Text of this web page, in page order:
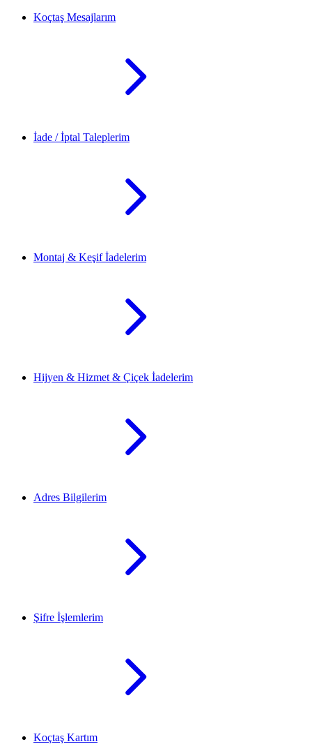
Koçtaş Mesajlarım
İade / İptal Taleplerim
Montaj & Keşif İadelerim
Hijyen & Hizmet & Çiçek İadelerim
Adres Bilgilerim
Şifre İşlemlerim
Koçtaş Kartım